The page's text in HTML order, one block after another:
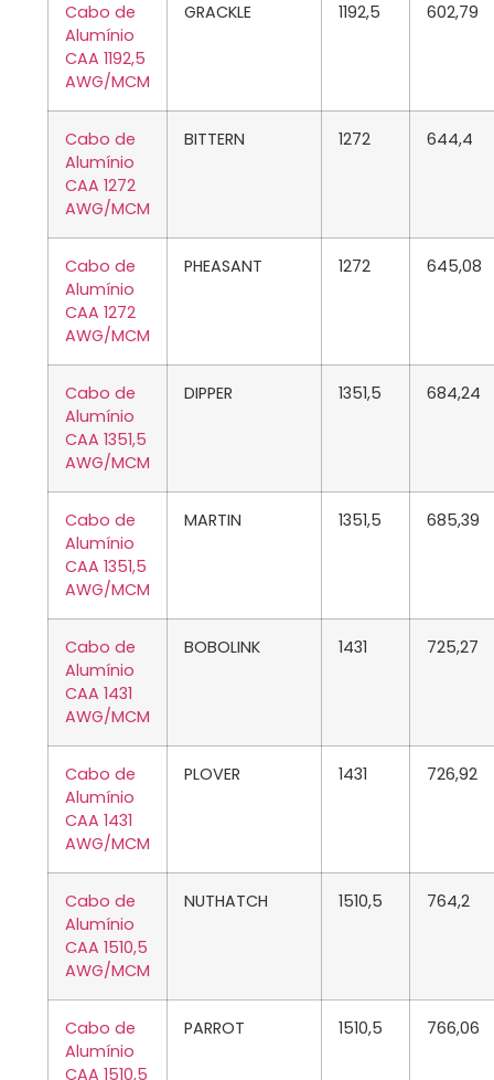
Cabo de
Alumínio
CAA 1192,5
AWG/MCM
GRACKLE 1192,5 602,79
Cabo de
Alumínio
CAA 1272
AWG/MCM
BITTERN 1272 644,4
Cabo de
Alumínio
CAA 1272
AWG/MCM
PHEASANT 1272 645,08
Cabo de
Alumínio
CAA 1351,5
AWG/MCM
DIPPER 1351,5 684,24
Cabo de
Alumínio
CAA 1351,5
AWG/MCM
MARTIN 1351,5 685,39
Cabo de
Alumínio
CAA 1431
AWG/MCM
BOBOLINK 1431 725,27
Cabo de
Alumínio
CAA 1431
AWG/MCM
PLOVER 1431 726,92
Cabo de
Alumínio
CAA 1510,5
AWG/MCM
NUTHATCH 1510,5 764,2
Cabo de
Alumínio
CAA 1510,5
PARROT 1510,5 766,06